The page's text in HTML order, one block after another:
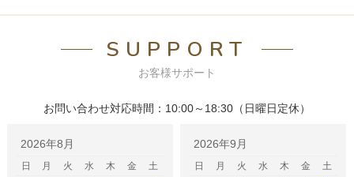
SUPPORT
お客様サポート
お問い合わせ対応時間：10:00～18:30（日曜日定休）
2026年8月
日 月 火 水 木 金
土
2026年9月
日 月 火 水 木 金
土